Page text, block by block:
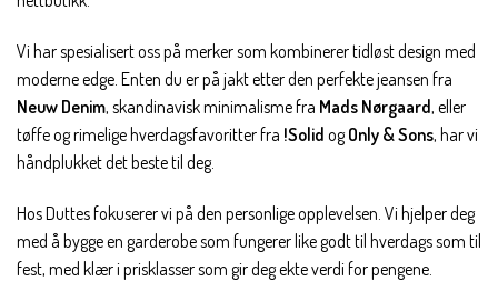
Vi har spesialisert oss på merker som kombinerer tidløst design med
moderne edge. Enten du er på jakt etter den perfekte jeansen fra
Neuw Denim, skandinavisk minimalisme fra Mads Nørgaard, eller
tøffe og rimelige hverdagsfavoritter fra !Solid ogOnly & Sons, har vi
håndplukket det beste til deg.
Hos Duttes fokuserer vi på den personlige opplevelsen. Vi hjelper deg
med å bygge en garderobe som fungerer like godt til hverdags som til
fest, med klær i prisklasser som gir deg ekte verdi for pengene.